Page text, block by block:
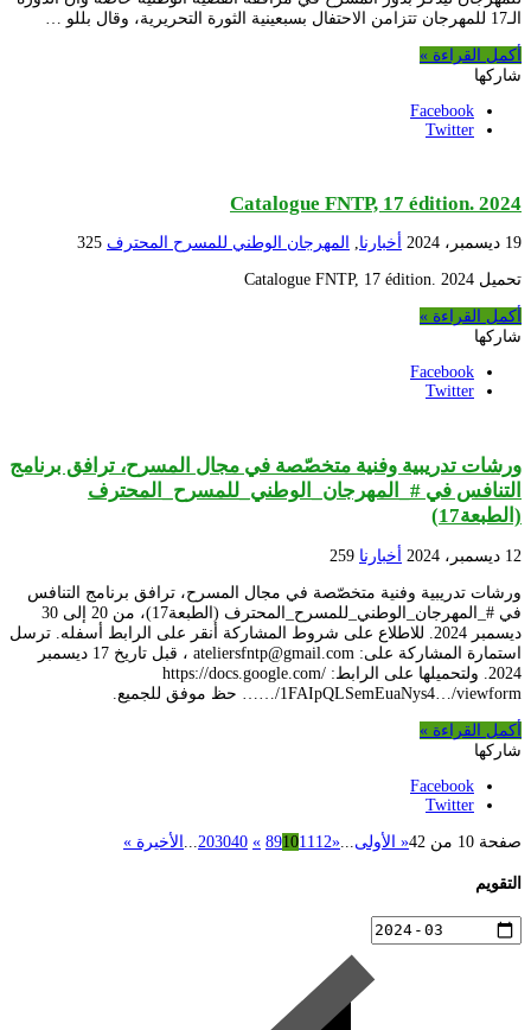
الـ17 للمهرجان تتزامن الاحتفال بسبعينية الثورة التحريرية، وقال بللو …
أكمل القراءة »
شاركها
Facebook
Twitter
Catalogue FNTP, 17 édition. 2024
19 ديسمبر، 2024 أخبارنا, المهرجان الوطني للمسرح المحترف 325
تحميل Catalogue FNTP, 17 édition. 2024
أكمل القراءة »
شاركها
Facebook
Twitter
ورشات تدريبية وفنية متخصّصة في مجال المسرح، ترافق برنامج
التنافس في #_المهرجان_الوطني_للمسرح_المحترف
(الطبعة17)
12 ديسمبر، 2024 أخبارنا 259
ورشات تدريبية وفنية متخصّصة في مجال المسرح، ترافق برنامج التنافس
في #_المهرجان_الوطني_للمسرح_المحترف (الطبعة17)، من 20 إلى 30
ديسمبر 2024. للاطلاع على شروط المشاركة أنقر على الرابط أسفله. ترسل
استمارة المشاركة على: ateliersfntp@gmail.com ، قبل تاريخ 17 ديسمبر
2024. ولتحميلها على الرابط: https://docs.google.com/
…/1FAIpQLSemEuaNys4…/viewform… حظ موفق للجميع.
أكمل القراءة »
شاركها
Facebook
Twitter
صفحة 10 من 42 « الأولى «
891011 12
»
203040 الأخيرة »
التقويم